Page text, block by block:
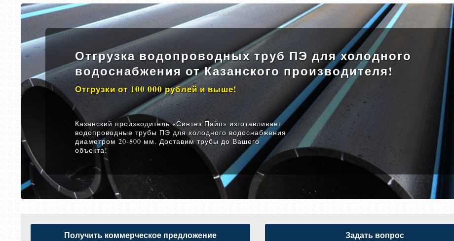
Отгрузка водопроводных труб ПЭ для холодного
водоснабжения от Казанского производителя!
Отгрузки от 100 000 рублей и выше!
Казанский производитель «Синтез Пайп» изготавливает
водопроводные трубы ПЭ для холодного водоснабжения
диаметром 20-800 мм. Доставим трубы до Вашего
объекта!
Получить коммерческое предложение Задать вопрос